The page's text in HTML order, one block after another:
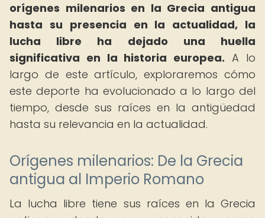
orígenes milenarios en la Grecia antigua
hasta su presencia en la actualidad, la
lucha libre ha dejado una huella
significativa en la historia europea. A lo
largo de este artículo, exploraremos cómo
este deporte ha evolucionado a lo largo del
tiempo, desde sus raíces en la antigüedad
hasta su relevancia en la actualidad.
Orígenes milenarios: De la Grecia
antigua al Imperio Romano
La lucha libre tiene sus raíces en la Grecia